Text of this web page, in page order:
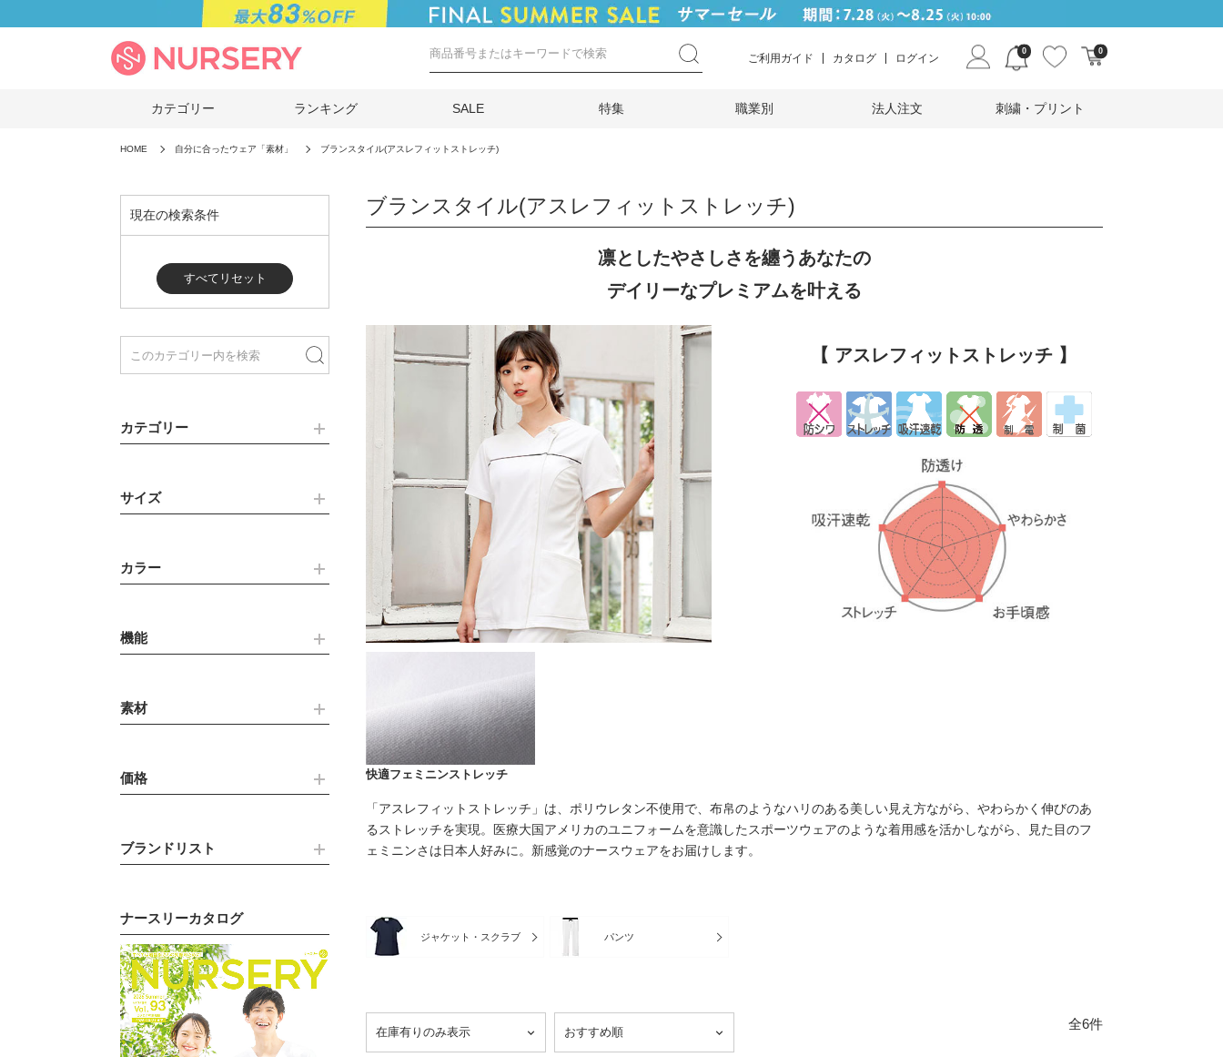
ご利用ガイド カタログ ログイン
0 0
カテゴリー ランキング SALE 特集 職業別 法人注文 刺繍・プリント
HOME 自分に合ったウェア「素材」 ブランスタイル(アスレフィットストレッチ)
現在の検索条件
すべてリセット
カテゴリー
サイズ
カラー
機能
素材
価格
ブランドリスト
ナースリーカタログ
ブランスタイル(アスレフィットストレッチ)
凛としたやさしさを纏うあなたの
デイリーなプレミアムを叶える
【 アスレフィットストレッチ 】
快適フェミニンストレッチ
「アスレフィットストレッチ」は、ポリウレタン不使用で、布帛のようなハリのある美しい見え方ながら、やわらかく伸びのあ
るストレッチを実現。医療大国アメリカのユニフォームを意識したスポーツウェアのような着用感を活かしながら、見た目のフ
ェミニンさは日本人好みに。新感覚のナースウェアをお届けします。
ジャケット・スクラブ パンツ
全6件